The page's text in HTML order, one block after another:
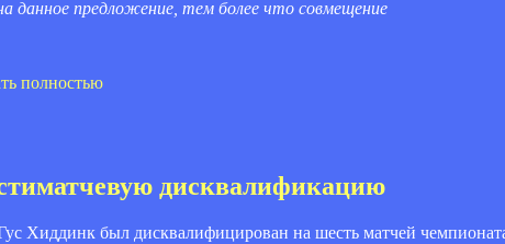
данное предложение, тем более что совмещение
полностью
дисквалификацию
Хиддинк был дисквалифицирован на шесть матчей